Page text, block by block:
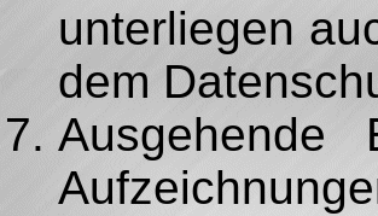
unterliegen
dem